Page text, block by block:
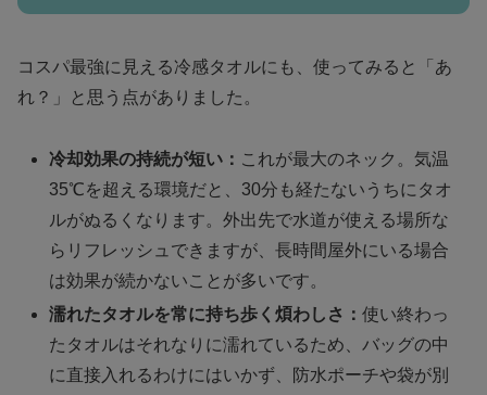
コスパ最強に見える冷感タオルにも、使ってみると「あ
れ？」と思う点がありました。
冷却効果の持続が短い： これが最大のネック。気温
35℃を超える環境だと、30分も経たないうちにタオ
ルがぬるくなります。外出先で水道が使える場所な
らリフレッシュできますが、長時間屋外にいる場合
は効果が続かないことが多いです。
濡れたタオルを常に持ち歩く煩わしさ：使い終わっ
たタオルはそれなりに濡れているため、バッグの中
に直接入れるわけにはいかず、防水ポーチや袋が別